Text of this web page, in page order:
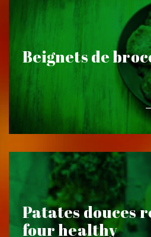
Beignets de
Patates douces
four healthy